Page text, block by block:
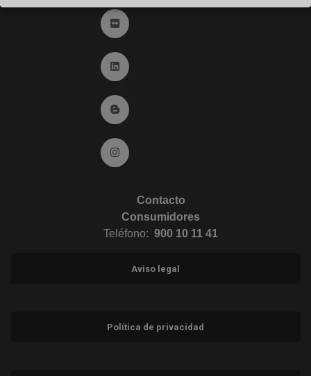
Ir a Flickr (abre en ventana nueva)
Ir a Linkedin (abre en ventana nueva)
Ir al Blog (abre en ventana nueva)
Ir a Instagram (abre en ventana nueva)
Contacto
Consumidores
Teléfono: 900 10 11 41
Aviso legal
Política de privacidad